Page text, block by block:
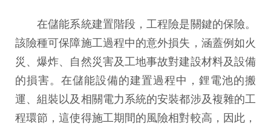
在儲能系統建置階段，工程險是關鍵的保險。
該險種可保障施工過程中的意外損失，涵蓋例如火
災、爆炸、自然災害及工地事故對建設材料及設備
的損害。在儲能設備的建置過程中，鋰電池的搬
運、組裝以及相關電力系統的安裝都涉及複雜的工
程環節，這使得施工期間的風險相對較高，因此，